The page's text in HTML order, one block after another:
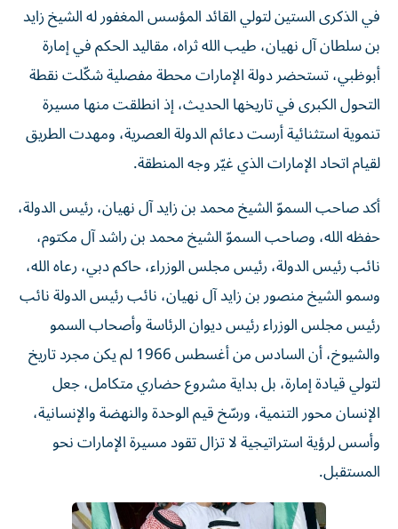
في الذكرى الستين لتولي القائد المؤسس المغفور له الشيخ زايد
بن سلطان آل نهيان، طيب الله ثراه، مقاليد الحكم في إمارة
أبوظبي، تستحضر دولة الإمارات محطة مفصلية شكّلت نقطة
التحول الكبرى في تاريخها الحديث، إذ انطلقت منها مسيرة
تنموية استثنائية أرست دعائم الدولة العصرية، ومهدت الطريق
لقيام اتحاد الإمارات الذي غيّر وجه المنطقة.
أكد صاحب السموّ الشيخ محمد بن زايد آل نهيان، رئيس الدولة،
حفظه الله، وصاحب السموّ الشيخ محمد بن راشد آل مكتوم،
نائب رئيس الدولة، رئيس مجلس الوزراء، حاكم دبي، رعاه الله،
وسمو الشيخ منصور بن زايد آل نهيان، نائب رئيس الدولة نائب
رئيس مجلس الوزراء رئيس ديوان الرئاسة وأصحاب السمو
والشيوخ، أن السادس من أغسطس 1966 لم يكن مجرد تاريخ
لتولي قيادة إمارة، بل بداية مشروع حضاري متكامل، جعل
الإنسان محور التنمية، ورسّخ قيم الوحدة والنهضة والإنسانية،
وأسس لرؤية استراتيجية لا تزال تقود مسيرة الإمارات نحو
المستقبل.